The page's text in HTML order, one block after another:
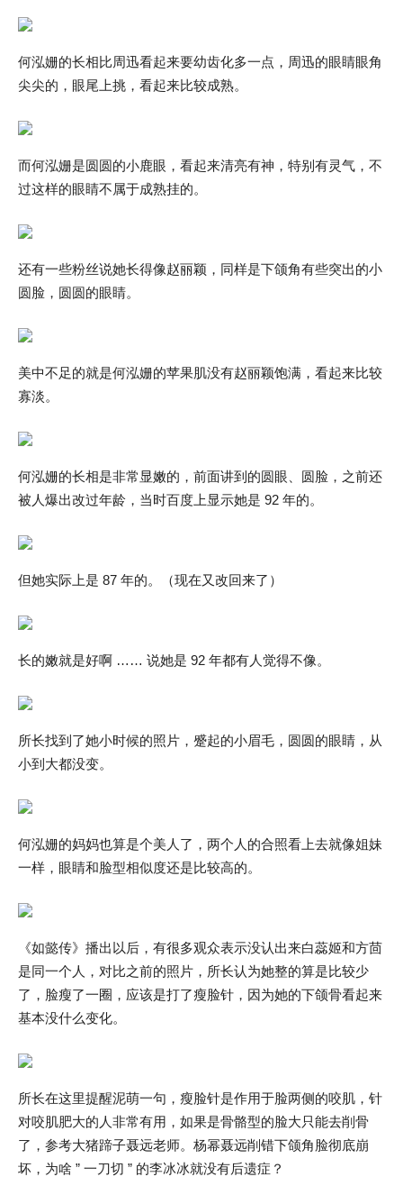
何泓姗的长相比周迅看起来要幼齿化多一点，周迅的眼睛眼角
尖尖的，眼尾上挑，看起来比较成熟。
而何泓姗是圆圆的小鹿眼，看起来清亮有神，特别有灵气，不
过这样的眼睛不属于成熟挂的。
还有一些粉丝说她长得像赵丽颖，同样是下颌角有些突出的小
圆脸，圆圆的眼睛。
美中不足的就是何泓姗的苹果肌没有赵丽颖饱满，看起来比较
寡淡。
何泓姗的长相是非常显嫩的，前面讲到的圆眼、圆脸，之前还
被人爆出改过年龄，当时百度上显示她是 92 年的。
但她实际上是 87 年的。（现在又改回来了）
长的嫩就是好啊 …… 说她是 92 年都有人觉得不像。
所长找到了她小时候的照片，蹙起的小眉毛，圆圆的眼睛，从
小到大都没变。
何泓姗的妈妈也算是个美人了，两个人的合照看上去就像姐妹
一样，眼睛和脸型相似度还是比较高的。
《如懿传》播出以后，有很多观众表示没认出来白蕊姬和方茴
是同一个人，对比之前的照片，所长认为她整的算是比较少
了，脸瘦了一圈，应该是打了瘦脸针，因为她的下颌骨看起来
基本没什么变化。
所长在这里提醒泥萌一句，瘦脸针是作用于脸两侧的咬肌，针
对咬肌肥大的人非常有用，如果是骨骼型的脸大只能去削骨
了，参考大猪蹄子聂远老师。杨幂聂远削错下颌角脸彻底崩
坏，为啥 ” 一刀切 ” 的李冰冰就没有后遗症？